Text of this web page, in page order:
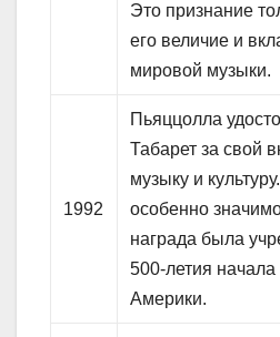
Это признание
его величие и
мировой музыки.
1992
Пьяццолла
Табарет за свой
музыку и
особенно
награда была
500-летия начала
Америки.